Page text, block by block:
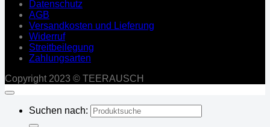
Datenschutz
AGB
Versandkosten und Lieferung
Widerruf
Streitbeilegung
Zahlungsarten
Copyright 2023 © TEERAUSCH
Suchen nach: